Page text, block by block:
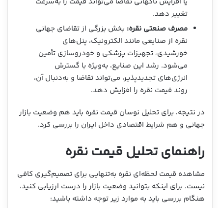
تغییر دهد.
مصرف صنعتی نقره: بخش بزرگی از تقاضای جهانی
نقره از صنایعی مانند الکترونیک، پنل‌های
خورشیدی، تجهیزات پزشکی و خودروسازی تأمین
می‌شود. رشد این صنایع، به‌ویژه با گسترش
انرژی‌های تجدیدپذیر، می‌تواند تقاضا و به‌دنبال آن،
روند قیمت نقره را افزایش دهد.
در نتیجه، برای تحلیل نوسان قیمت نقره باید هم وضعیت بازار
جهانی و هم شرایط اقتصادی داخل ایران را بررسی کرد.
راهنمای تحلیل قیمت نقره
مشاهده قیمت لحظه‌ای نقره به‌تنهایی برای تصمیم‌گیری کافی
نیست. برای اینکه بتوانید وضعیت بازار را درست ارزیابی کنید،
هنگام بررسی باید به موارد زیر توجه داشته باشید: